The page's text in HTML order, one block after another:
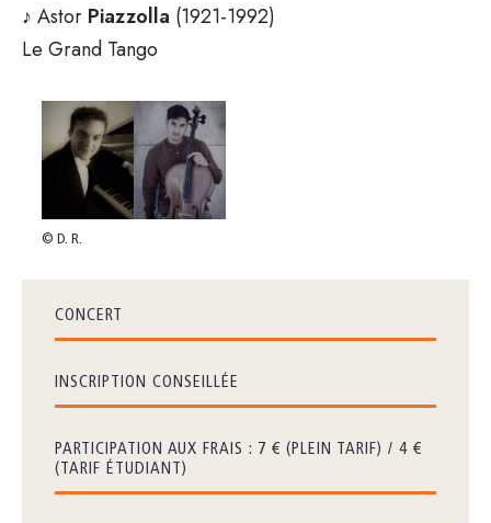
♪ Astor Piazzolla (1921-1992)
Le Grand Tango
© D. R.
CONCERT
INSCRIPTION CONSEILLÉE
PARTICIPATION AUX FRAIS : 7 € (PLEIN TARIF) / 4 €
(TARIF ÉTUDIANT)